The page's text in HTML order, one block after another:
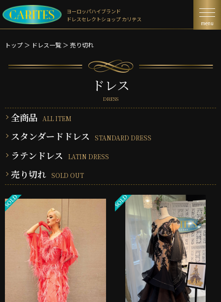
ヨーロッパハイブランド
ドレスセレクトショップ カリテス
menu
トップ ＞ ドレス一覧 ＞ 売り切れ
ドレス
DRESS
全商品 ALL ITEM
スタンダードドレス STANDARD DRESS
ラテンドレス LATIN DRESS
売り切れ SOLD OUT